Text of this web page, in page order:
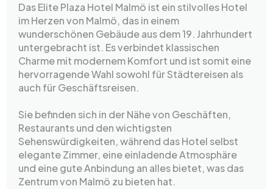
Das Elite Plaza Hotel Malmö ist ein stilvolles Hotel
im Herzen von Malmö, das in einem
wunderschönen Gebäude aus dem 19. Jahrhundert
untergebracht ist. Es verbindet klassischen
Charme mit modernem Komfort und ist somit eine
hervorragende Wahl sowohl für Städtereisen als
auch für Geschäftsreisen.
Sie befinden sich in der Nähe von Geschäften,
Restaurants und den wichtigsten
Sehenswürdigkeiten, während das Hotel selbst
elegante Zimmer, eine einladende Atmosphäre
und eine gute Anbindung an alles bietet, was das
Zentrum von Malmö zu bieten hat.